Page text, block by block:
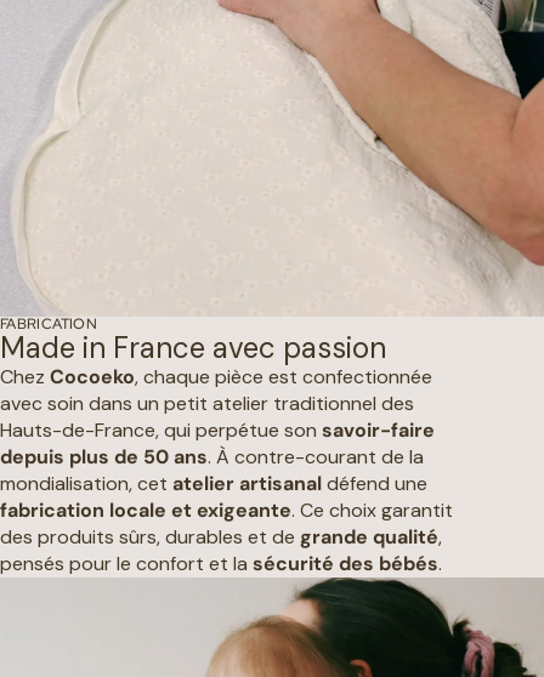
FABRICATION
Made in France avec passion
Chez Cocoeko, chaque pièce est confectionnée
avec soin dans un petit atelier traditionnel des
Hauts-de-France, qui perpétue son savoir-faire
depuis plus de 50 ans. À contre-courant de la
mondialisation, cet atelier artisanaldéfend une
fabrication locale et exigeante. Ce choix garantit
des produits sûrs, durables et de grande qualité,
pensés pour le confort et la sécurité des bébés.